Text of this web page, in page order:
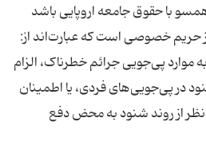
با حقوق جامعه اروپایی باشد
حریم خصوصی است که عبارت‌اند از:
پی‌جویی جرائم خطرناک، الزام
در پی‌جویی‌های فردی، یا اطمینان
از روند شنود به محض دفع